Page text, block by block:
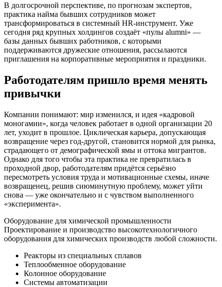
В долгосрочной перспективе, по прогнозам экспертов,
практика найма бывших сотрудников может
трансформироваться в системный HR-инструмент. Уже
сегодня ряд крупных холдингов создаёт «пулы alumni» —
базы данных бывших работников, с которыми
поддерживаются дружеские отношения, рассылаются
приглашения на корпоративные мероприятия и праздники.
Работодателям пришло время менять
привычки
Компании понимают: мир изменился, и идея «кадровой
моногамии», когда человек работает в одной организации 20
лет, уходит в прошлое. Циклическая карьера, допускающая
возвращение через год-другой, становится нормой для рынка,
страдающего от демографической ямы и оттока мигрантов.
Однако для того чтобы эта практика не превратилась в
проходной двор, работодателям придётся серьёзно
пересмотреть условия труда и мотивационные схемы, иначе
возвращенец, решив сиюминутную проблему, может уйти
снова — уже окончательно и с чувством выполненного
«эксперимента».
Оборудование для химической промышленности
Проектирование и производство высокотехнологичного
оборудования для химических производств любой сложности.
Реакторы из специальных сплавов
Теплообменное оборудование
Колонное оборудование
Системы автоматизации